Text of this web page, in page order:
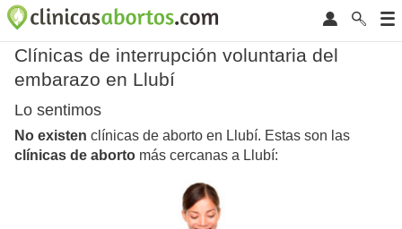
Clínicas de interrupción voluntaria del
embarazo en Llubí
Lo sentimos
No existen clínicas de aborto en Llubí. Estas son las
clínicas de aborto más cercanas a Llubí: